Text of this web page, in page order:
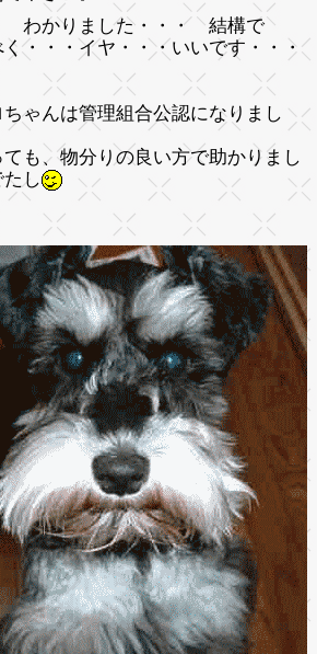
かりました・・・ 結構で
・・・イヤ・・・いいです・・・
ゃんは管理組合公認になりまし
も、物分りの良い方で助かりまし
し